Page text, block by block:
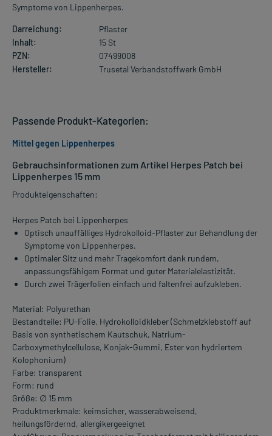
Symptome von Lippenherpes.
Darreichung:
Pflaster
Inhalt:
15 St
PZN:
07499008
Hersteller:
Trusetal Verbandstoffwerk GmbH
Gebrauchsinformationen zum Artikel Herpes Patch bei
Lippenherpes 15 mm
Produkteigenschaften:
Herpes Patch bei Lippenherpes
Optisch unauffälliges Hydrokolloid-Pflaster zur Behandlung der
Symptome von Lippenherpes.
Optimaler Sitz und mehr Tragekomfort dank rundem,
anpassungsfähigem Format und guter Materialelastizität.
Durch zwei Trägerfolien einfach und faltenfrei aufzukleben.
Material: Polyurethan
Bestandteile: PU-Folie, Hydrokolloidkleber (Schmelzklebstoff auf
Basis von synthetischem Kautschuk, Natrium-
Carboxymethylcellulose, Konjak-Gummi, Ester von hydriertem
Kolophonium)
Farbe: transparent
Form: rund
Größe: ∅ 15 mm
Produktmerkmale: keimsicher, wasserabweisend,
heilungsfördernd, allergikergeeignet
Passende Produkt-Kategorien:
Mittel gegen Lippenherpes